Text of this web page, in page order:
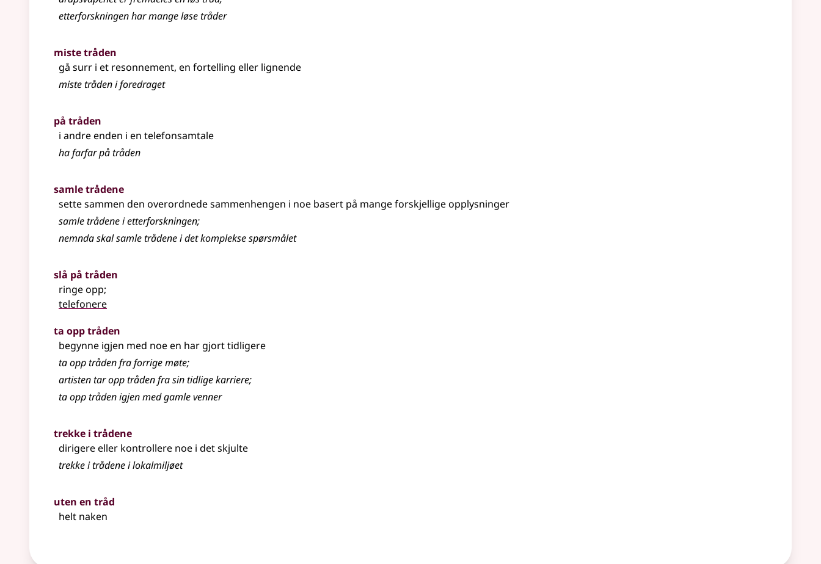
etterforskningen har mange løse tråder
miste tråden
gå surr i et resonnement, en fortelling eller lignende
miste tråden i foredraget
på tråden
i andre enden i en telefonsamtale
ha farfar på tråden
samle trådene
sette sammen den overordnede sammenhengen i noe basert på mange forskjellige opplysninger
samle trådene i etterforskningen;
nemnda skal samle trådene i det komplekse spørsmålet
slå på tråden
ringe opp;
telefonere
ta opp tråden
begynne igjen med noe en har gjort tidligere
ta opp tråden fra forrige møte;
artisten tar opp tråden fra sin tidlige karriere;
ta opp tråden igjen med gamle venner
trekke i trådene
dirigere eller kontrollere noe i det skjulte
trekke i trådene i lokalmiljøet
uten en tråd
helt naken